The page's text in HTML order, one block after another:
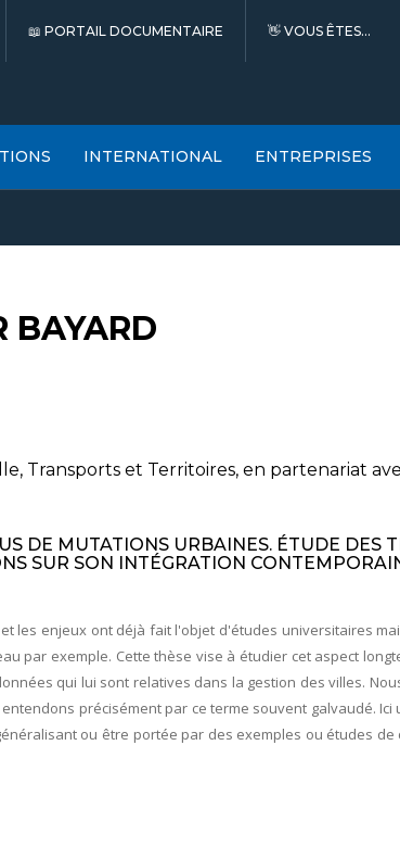
PORTAIL DOCUMENTAIRE VOUS ÊTES...
INTERNATIONAL ENTREPRISES
BAYARD
Transports et Territoires, en partenariat
DE MUTATIONS URBAINES. ÉTUDE DES
SUR SON INTÉGRATION
les enjeux ont déjà fait l'objet d'études universitaires
par exemple. Cette thèse vise à étudier cet aspect
qui lui sont relatives dans la gestion des villes.
précisément par ce terme souvent galvaudé.
ou être portée par des exemples ou études